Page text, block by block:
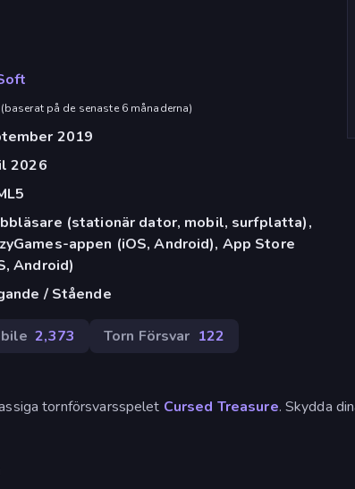
(baserat på de senaste 6 månaderna)
2019
2026
(stationär dator, mobil, surfplatta),
appen (iOS, Android), App Store
Android)
/ Stående
2,373 Torn Försvar 122
tornförsvarsspelet Cursed Treasure. Skydda